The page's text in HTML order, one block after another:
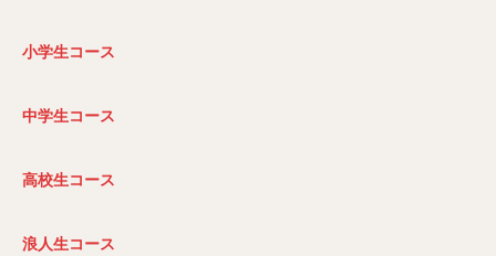
小学生コース
中学生コース
高校生コース
浪人生コース